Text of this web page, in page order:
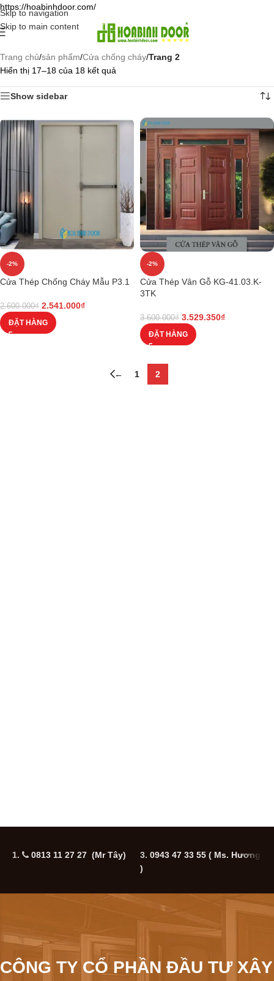
https://hoabinhdoor.com/
Skip to navigation
Skip to main content
Trang chủ/sản phẩm/Cửa chống cháy/Trang 2
Hiển thị 17–18 của 18 kết quả
Show sidebar
-2%
Cửa Thép Chống Cháy Mẫu P3.1
2.600.000₫ 2.541.000₫
ĐẶT HÀNG
-2%
Cửa Thép Vân Gỗ KG-41.03.K-
3TK
3.600.000₫ 3.529.350₫
ĐẶT HÀNG
← 1 2
1. 0813 11 27 27 (Mr Tây) 3. 0943 47 33 55 ( Ms. Hương
)
CÔNG TY CỔ PHẦN ĐẦU TƯ XÂY